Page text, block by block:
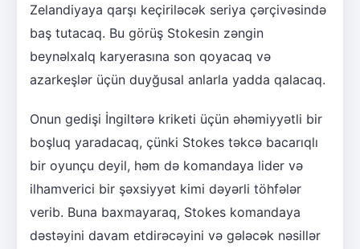
Zelandiyaya qarşı keçiriləcək seriya çərçivəsində
baş tutacaq. Bu görüş Stokesin zəngin
beynəlxalq karyerasına son qoyacaq və
azarkeşlər üçün duyğusal anlarla yadda qalacaq.
Onun gedişi İngiltərə kriketi üçün əhəmiyyətli bir
boşluq yaradacaq, çünki Stokes təkcə bacarıqlı
bir oyunçu deyil, həm də komandaya lider və
ilhamverici bir şəxsiyyət kimi dəyərli töhfələr
verib. Buna baxmayaraq, Stokes komandaya
dəstəyini davam etdirəcəyini və gələcək nəsillər